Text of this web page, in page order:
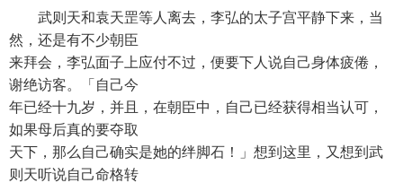
武则天和袁天罡等人离去，李弘的太子宫平静下来，当
然，还是有不少朝臣
来拜会，李弘面子上应付不过，便要下人说自己身体疲倦，
谢绝访客。「自己今
年已经十九岁，并且，在朝臣中，自己已经获得相当认可，
如果母后真的要夺取
天下，那么自己确实是她的绊脚石！」想到这里，又想到武
则天听说自己命格转